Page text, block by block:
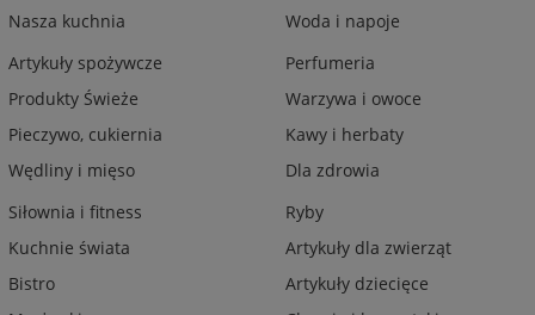
Nasza kuchnia
Woda i napoje
Artykuły spożywcze
Produkty Świeże
Pieczywo, cukiernia
Wędliny i mięso
Perfumeria
Warzywa i owoce
Kawy i herbaty
Dla zdrowia
Siłownia i fitness
Kuchnie świata
Bistro
Ryby
Artykuły dla zwierząt
Artykuły dziecięce